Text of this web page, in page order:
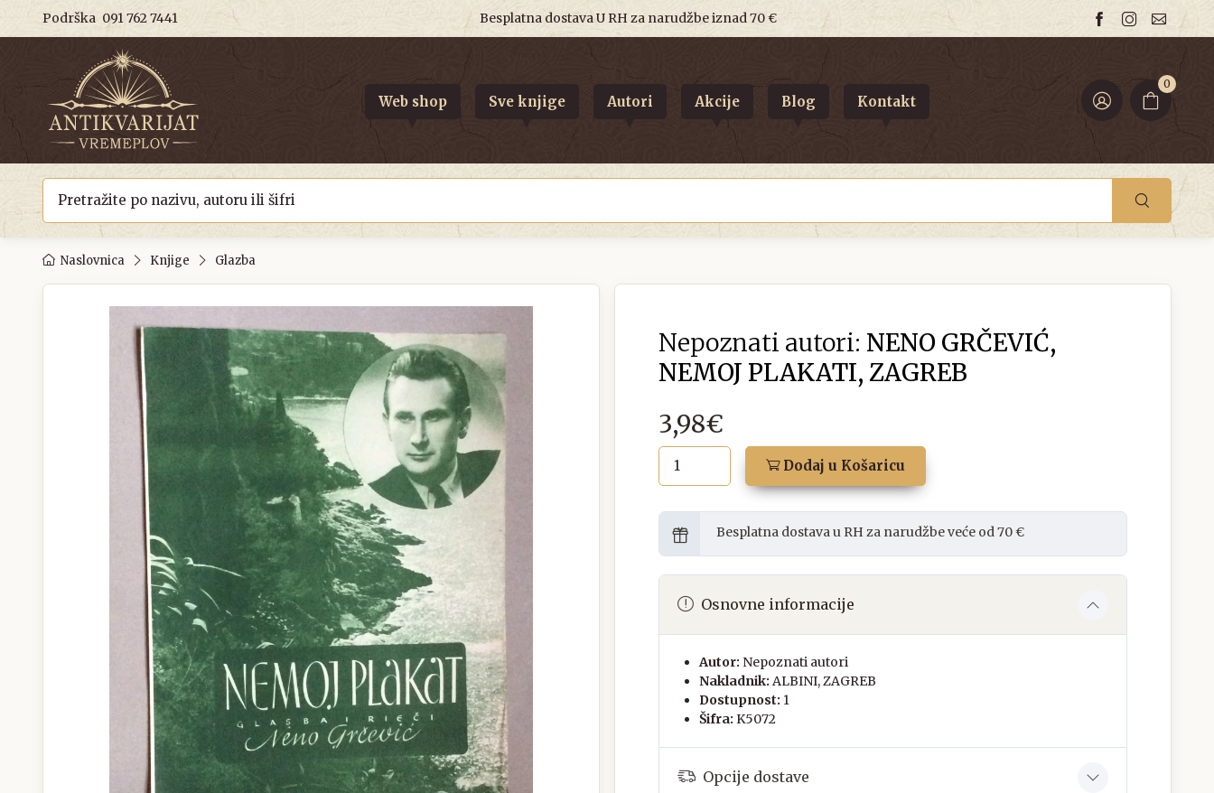
Podrška 091 762 7441 Besplatna dostava U RH za narudžbe iznad 70 €
0
Web shop Sve knjige Autori Akcije Blog Kontakt
Naslovnica Knjige Glazba
Nepoznati autori: NENO GRČEVIĆ,
NEMOJ PLAKATI, ZAGREB
3,98€
Dodaj u Košaricu
Besplatna dostava u RH za narudžbe veće od 70 €
Osnovne informacije
Autor: Nepoznati autori
Nakladnik: ALBINI, ZAGREB
Dostupnost: 1
Šifra: K5072
Opcije dostave